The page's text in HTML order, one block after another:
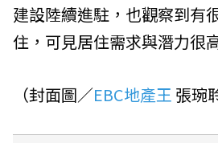
建設陸續進駐，也觀察到有
住，可見居住需求與潛力很高
（封面圖／EBC地產王 張琬